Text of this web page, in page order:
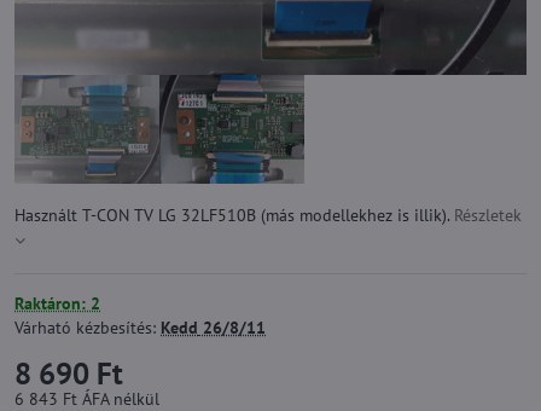
Használt T-CON TV LG 32LF510B (más modellekhez is illik). Részletek
Raktáron: 2
Várható kézbesítés: Kedd 26/8/11
8 690 Ft
6 843 Ft ÁFA nélkül